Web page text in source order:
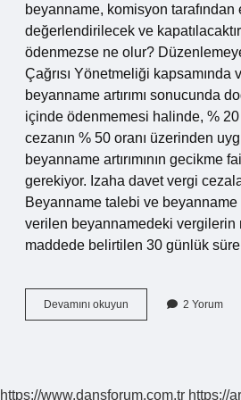
beyanname, komisyon
değerlendirilecek ve
ödenmezse ne olur?
Çağrısı Yönetmeliği
beyanname artırımı sonucunda
içinde ödenmemesi halinde, %
cezanın % 50 oranı üzerinden
beyanname artırımının gecikme
gerekiyor. Izaha davet vergi
Beyanname talebi ve beyanname
verilen beyannamedeki vergilerin
maddede belirtilen 30 günlük
Devamını okuyun
Davet
2 Yorum
https://www.dansforum.com.tr https://